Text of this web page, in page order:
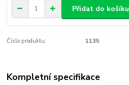
Přidat do košíku
Číslo produktu: 1135
Kompletní specifikace